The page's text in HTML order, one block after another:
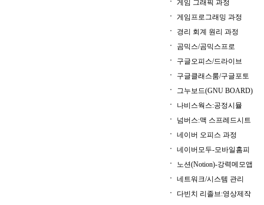
게임 그래픽 과정
게임프로그래밍 과정
경리 회계 원리 과정
곰믹스/곰믹스프로
구글오피스/드라이브
구글클래스룸/구글포토
그누보드(GNU BOARD)
나비스웍스:공정시뮬
넘버스:맥 스프레드시트
네이버 오피스 과정
네이버모두-모바일홈피
노션(Notion)-강력메모앱
네트워크/시스템 관리
다빈치 리졸브:영상제작